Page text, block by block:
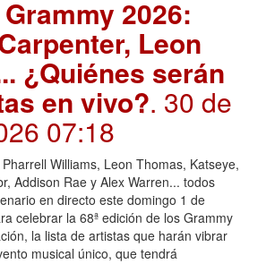
2026:
Leon
¿Quiénes serán
en vivo?. 30 de
07:18
Williams, Leon Thomas, Katseye,
Addison Rae y Alex Warren... todos
en directo este domingo 1 de
celebrar la 68ª edición de los Grammy
la lista de artistas que harán vibrar
musical único, que tendrá